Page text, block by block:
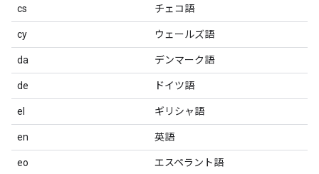
cs チェコ語
cy ウェールズ語
da デンマーク語
de ドイツ語
el ギリシャ語
en 英語
eo エスペラント語